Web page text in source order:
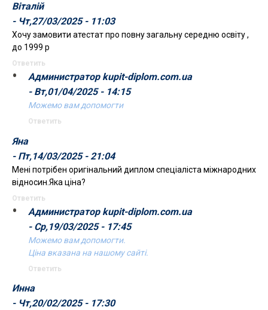
Віталій
- Чт,27/03/2025 - 11:03
Хочу замовити атестат про повну загальну середню освіту ,
до 1999 р
Ответить
Администратор kupit-diplom.com.ua
- Вт,01/04/2025 - 14:15
Можемо вам допомогти
Ответить
Яна
- Пт,14/03/2025 - 21:04
Менi потрібен оригінальний диплом спеціаліста міжнародних
відносин.Яка ціна?
Ответить
Администратор kupit-diplom.com.ua
- Ср,19/03/2025 - 17:45
Можемо вам допомогти.
Ціна вказана на нашому сайті.
Ответить
Инна
- Чт,20/02/2025 - 17:30